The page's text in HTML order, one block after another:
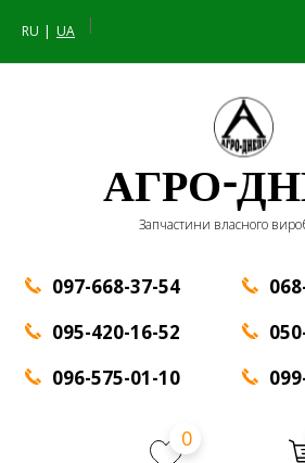
RU UA |
АГРО-
Запчастини власного
097-668-37-54
095-420-16-52
096-575-01-10
0